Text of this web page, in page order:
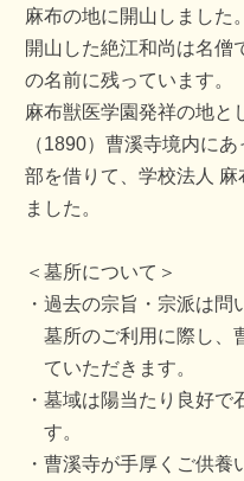
麻布の地に開山しました。
開山した絶江和尚は名僧
の名前に残っています。
麻布獣医学園発祥の地と
（1890）曹溪寺境内に
部を借りて、学校法人
ました。
＜墓所について＞
過去の宗旨・宗派は問
墓所のご利用に際し、
ていただきます。
墓域は陽当たり良好で
す。
曹溪寺が手厚くご供養